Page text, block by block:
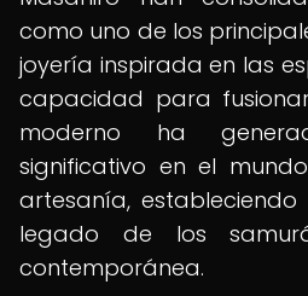
como uno de los
joyería inspirada en las
capacidad para
moderno ha
significativo en el
artesanía,
legado de los
contemporánea.